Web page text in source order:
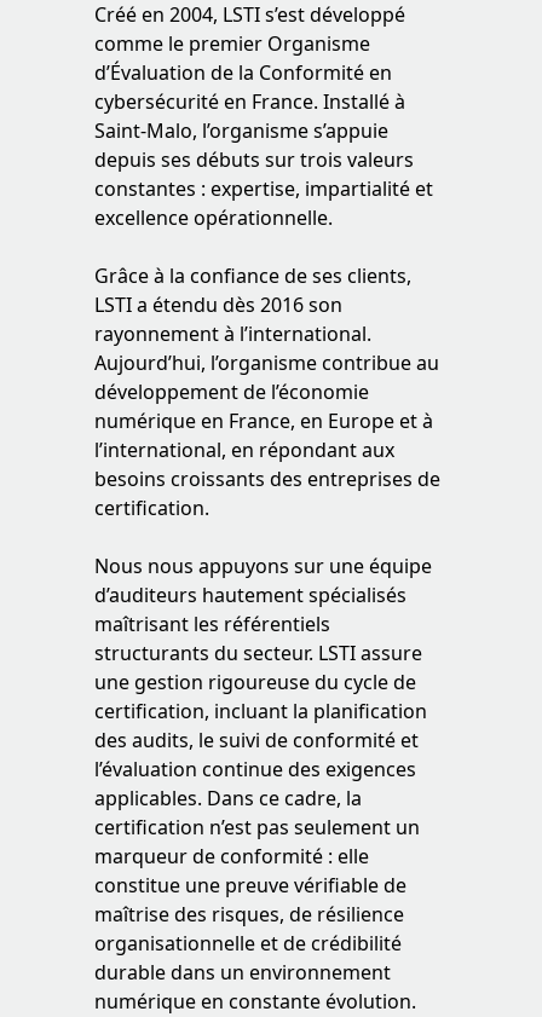
Créé en 2004, LSTI s’est développé
comme le premier Organisme
d’Évaluation de la Conformité en
cybersécurité en France. Installé à
Saint-Malo, l’organisme s’appuie
depuis ses débuts sur trois valeurs
constantes : expertise, impartialité et
excellence opérationnelle.
Grâce à la confiance de ses clients,
LSTI a étendu dès 2016 son
rayonnement à l’international.
Aujourd’hui, l’organisme contribue au
développement de l’économie
numérique en France, en Europe et à
l’international, en répondant aux
besoins croissants des entreprises de
certification.
Nous nous appuyons sur une équipe
d’auditeurs hautement spécialisés
maîtrisant les référentiels
structurants du secteur. LSTI assure
une gestion rigoureuse du cycle de
certification, incluant la planification
des audits, le suivi de conformité et
l’évaluation continue des exigences
applicables. Dans ce cadre, la
certification n’est pas seulement un
marqueur de conformité : elle
constitue une preuve vérifiable de
maîtrise des risques, de résilience
organisationnelle et de crédibilité
durable dans un environnement
numérique en constante évolution.